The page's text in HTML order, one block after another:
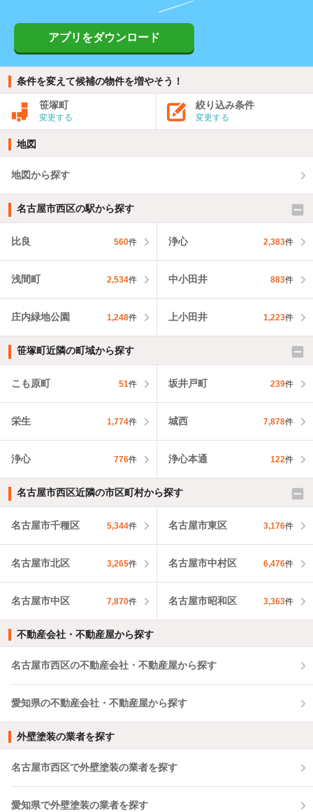
アプリをダウンロード
条件を変えて候補の物件を増やそう！
笹塚町
変更する
絞り込み条件
変更する
地図
地図から探す
名古屋市西区の駅から探す
比良 560件 浄心 2,383件
浅間町 2,534件 中小田井 883件
庄内緑地公園 1,248件 上小田井 1,223件
笹塚町近隣の町域から探す
こも原町 51件 坂井戸町 239件
栄生 1,774件 城西 7,878件
浄心 776件 浄心本通 122件
名古屋市西区近隣の市区町村から探す
名古屋市千種区 5,344件 名古屋市東区 3,176件
名古屋市北区 3,265件 名古屋市中村区 6,476件
名古屋市中区 7,870件 名古屋市昭和区 3,363件
不動産会社・不動産屋から探す
名古屋市西区の不動産会社・不動産屋から探す
愛知県の不動産会社・不動産屋から探す
外壁塗装の業者を探す
名古屋市西区で外壁塗装の業者を探す
愛知県で外壁塗装の業者を探す